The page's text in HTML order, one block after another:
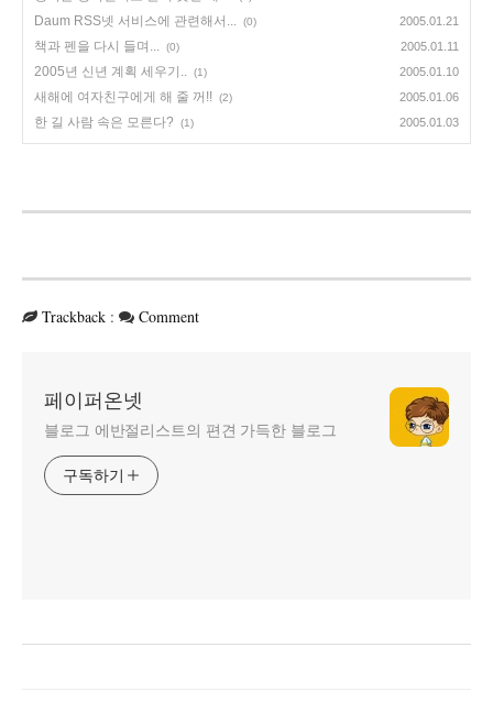
Daum RSS넷 서비스에 관련해서... (0) 2005.01.21
책과 펜을 다시 들며... (0) 2005.01.11
2005년 신년 계획 세우기.. (1) 2005.01.10
새해에 여자친구에게 해 줄 꺼!! (2) 2005.01.06
한 길 사람 속은 모른다? (1) 2005.01.03
Trackback : Comment
페이퍼온넷
블로그 에반절리스트의 편견 가득한 블로그
구독하기